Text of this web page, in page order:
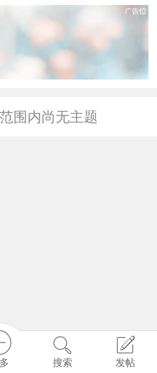
围内尚无主题
搜索 发帖